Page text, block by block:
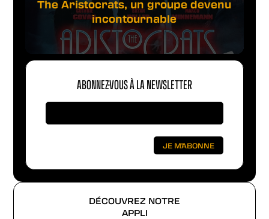
DÉCOUVREZ NOTRE
APPLI
The Aristocrats, un groupe devenu
incontournable
ABONNEZ-VOUS À LA NEWSLETTER